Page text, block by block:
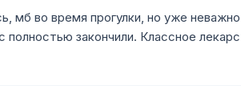
мб во время прогулки, но уже
закончили. Классное